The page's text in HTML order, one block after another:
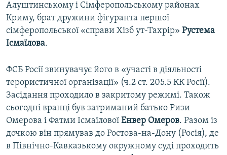
Алуштинському і Сімферопольському районах
Криму, брат дружини фігуранта першої
сімферопольської «справи Хізб ут-Тахрір» Рустема
Ісмаїлова.
ФСБ Росії звинувачує його в «участі в діяльності
терористичної організації» (ч.2 ст. 205.5 КК Росії).
Засідання проходило в закритому режимі. Також
сьогодні вранці був затриманий батько Ризи
Омерова і Фатми Ісмаїлової Енвер Омеров. Разом із
дочкою він прямував до Ростова-на-Дону (Росія), де
в Північно-Кавказькому окружному суді проходить